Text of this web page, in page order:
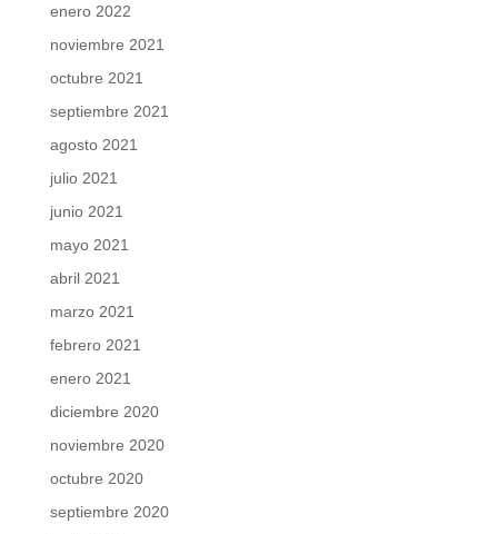
enero 2022
noviembre 2021
octubre 2021
septiembre 2021
agosto 2021
julio 2021
junio 2021
mayo 2021
abril 2021
marzo 2021
febrero 2021
enero 2021
diciembre 2020
noviembre 2020
octubre 2020
septiembre 2020